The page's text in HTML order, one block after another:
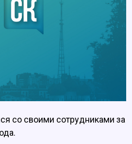
со своими сотрудниками за